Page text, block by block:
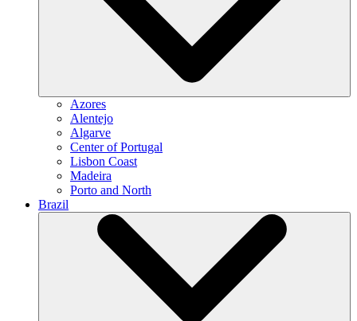
Azores
Alentejo
Algarve
Center of Portugal
Lisbon Coast
Madeira
Porto and North
Brazil